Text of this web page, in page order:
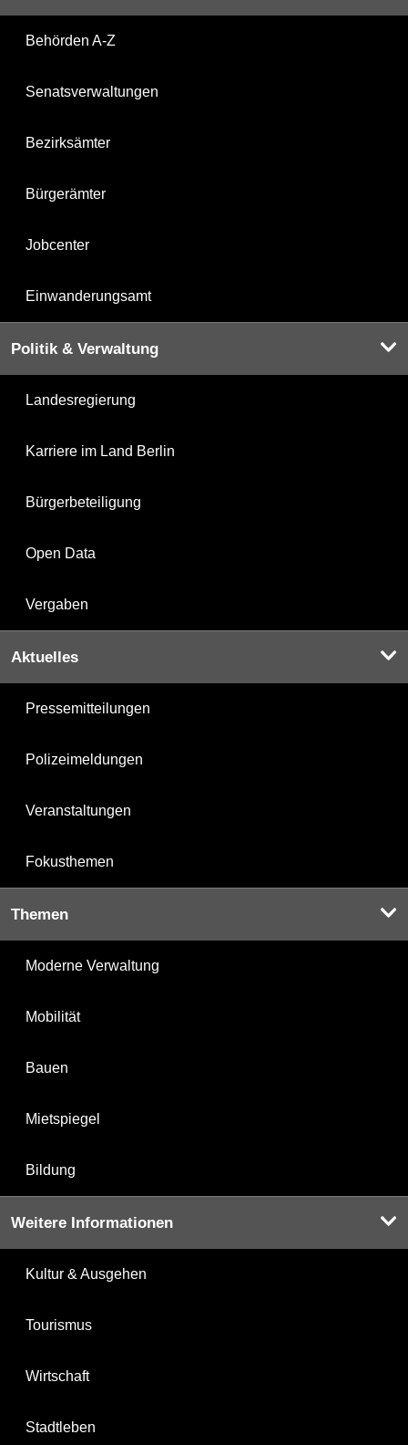
Behörden A-Z
Senatsverwaltungen
Bezirksämter
Bürgerämter
Jobcenter
Einwanderungsamt
Politik & Verwaltung
Landesregierung
Karriere im Land Berlin
Bürgerbeteiligung
Open Data
Vergaben
Aktuelles
Pressemitteilungen
Polizeimeldungen
Veranstaltungen
Fokusthemen
Themen
Moderne Verwaltung
Mobilität
Bauen
Mietspiegel
Bildung
Weitere Informationen
Kultur & Ausgehen
Tourismus
Wirtschaft
Stadtleben